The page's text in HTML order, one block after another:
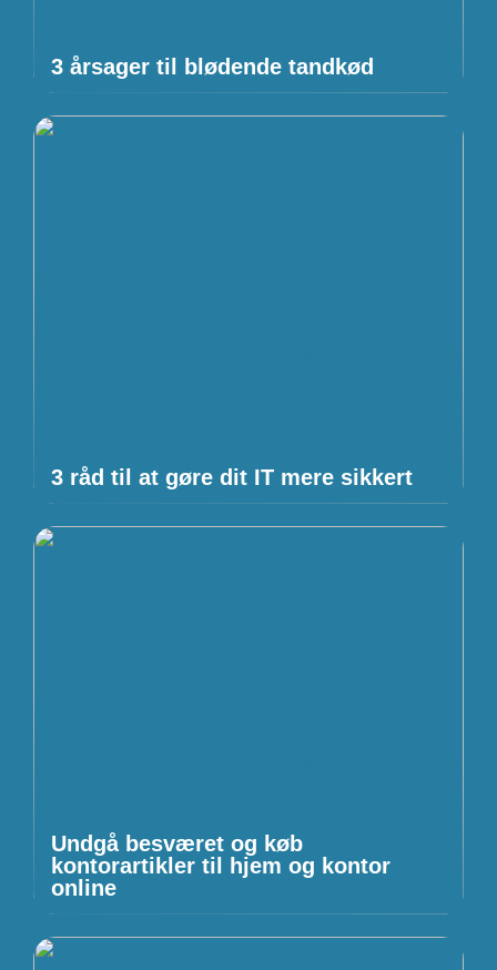
3 årsager til blødende tandkød
3 råd til at gøre dit IT mere sikkert
Undgå besværet og køb
kontorartikler til hjem og kontor
online